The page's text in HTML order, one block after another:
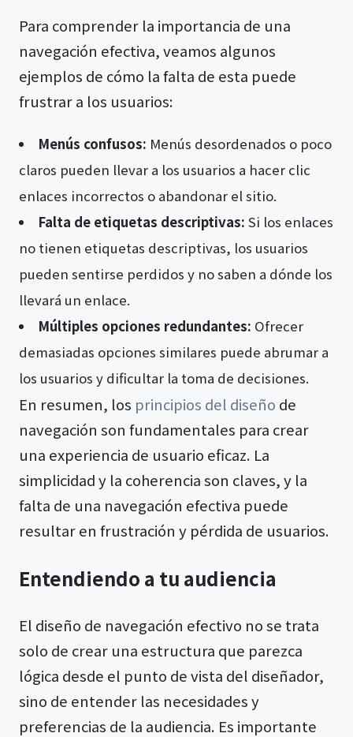
Para comprender la importancia de una
navegación efectiva, veamos algunos
ejemplos de cómo la falta de esta puede
frustrar a los usuarios:
Menús confusos: Menús desordenados o poco
claros pueden llevar a los usuarios a hacer clic
enlaces incorrectos o abandonar el sitio.
Falta de etiquetas descriptivas: Si los enlaces
no tienen etiquetas descriptivas, los usuarios
pueden sentirse perdidos y no saben a dónde los
llevará un enlace.
Múltiples opciones redundantes: Ofrecer
demasiadas opciones similares puede abrumar a
los usuarios y dificultar la toma de decisiones.
En resumen, los principios del diseño de
navegación son fundamentales para crear
una experiencia de usuario eficaz. La
simplicidad y la coherencia son claves, y la
falta de una navegación efectiva puede
resultar en frustración y pérdida de usuarios.
Entendiendo a tu audiencia
El diseño de navegación efectivo no se trata
solo de crear una estructura que parezca
lógica desde el punto de vista del diseñador,
sino de entender las necesidades y
preferencias de la audiencia. Es importante